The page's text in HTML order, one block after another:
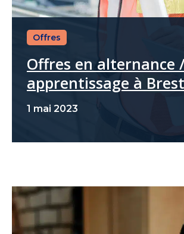
Offres
Offres en alternance
apprentissage à
1 mai 2023